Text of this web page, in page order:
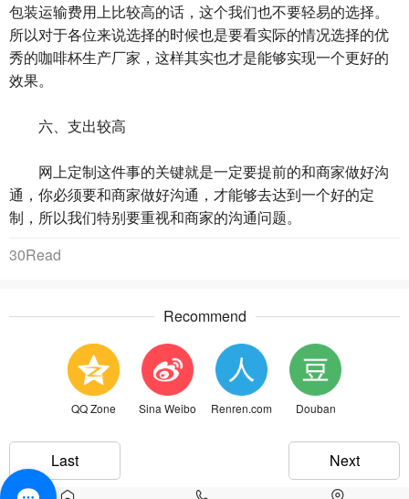
包装运输费用上比较高的话，这个我们也不要轻易的选择。
所以对于各位来说选择的时候也是要看实际的情况选择的‍‍优
秀的咖啡杯生产厂家，这样其实也才是能够实现一个更好的
效果。
六、支出较高
‍网上定制这件事的关键就是一定要提前的和商家做好沟
通，你必须要和商家做好沟通，才能够去达到一个好的定
制，所以‍‍我们特别要重视和商家的沟通问题。
30Read
Recommend
QQ Zone Sina Weibo Renren.com Douban
Last Next